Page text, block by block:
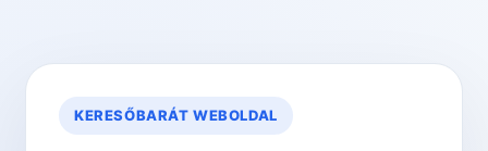
KERESŐBARÁT WEBOLDAL